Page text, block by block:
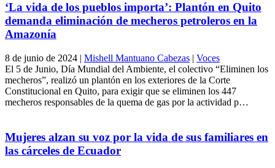
‘La vida de los pueblos importa’: Plantón en Quito
demanda eliminación de mecheros petroleros en la
Amazonía
8 de junio de 2024 | Mishell Mantuano Cabezas | Voces
El 5 de Junio, Día Mundial del Ambiente, el colectivo “Eliminen los
mecheros”, realizó un plantón en los exteriores de la Corte
Constitucional en Quito, para exigir que se eliminen los 447
mecheros responsables de la quema de gas por la actividad p…
Mujeres alzan su voz por la vida de sus familiares en
las cárceles de Ecuador